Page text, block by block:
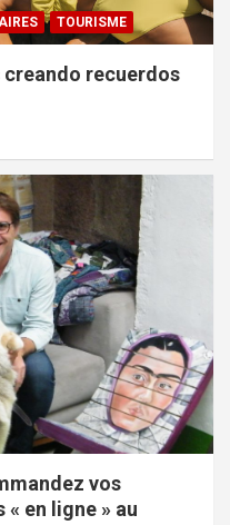
TOURISME
creando recuerdos
vos
en ligne » au